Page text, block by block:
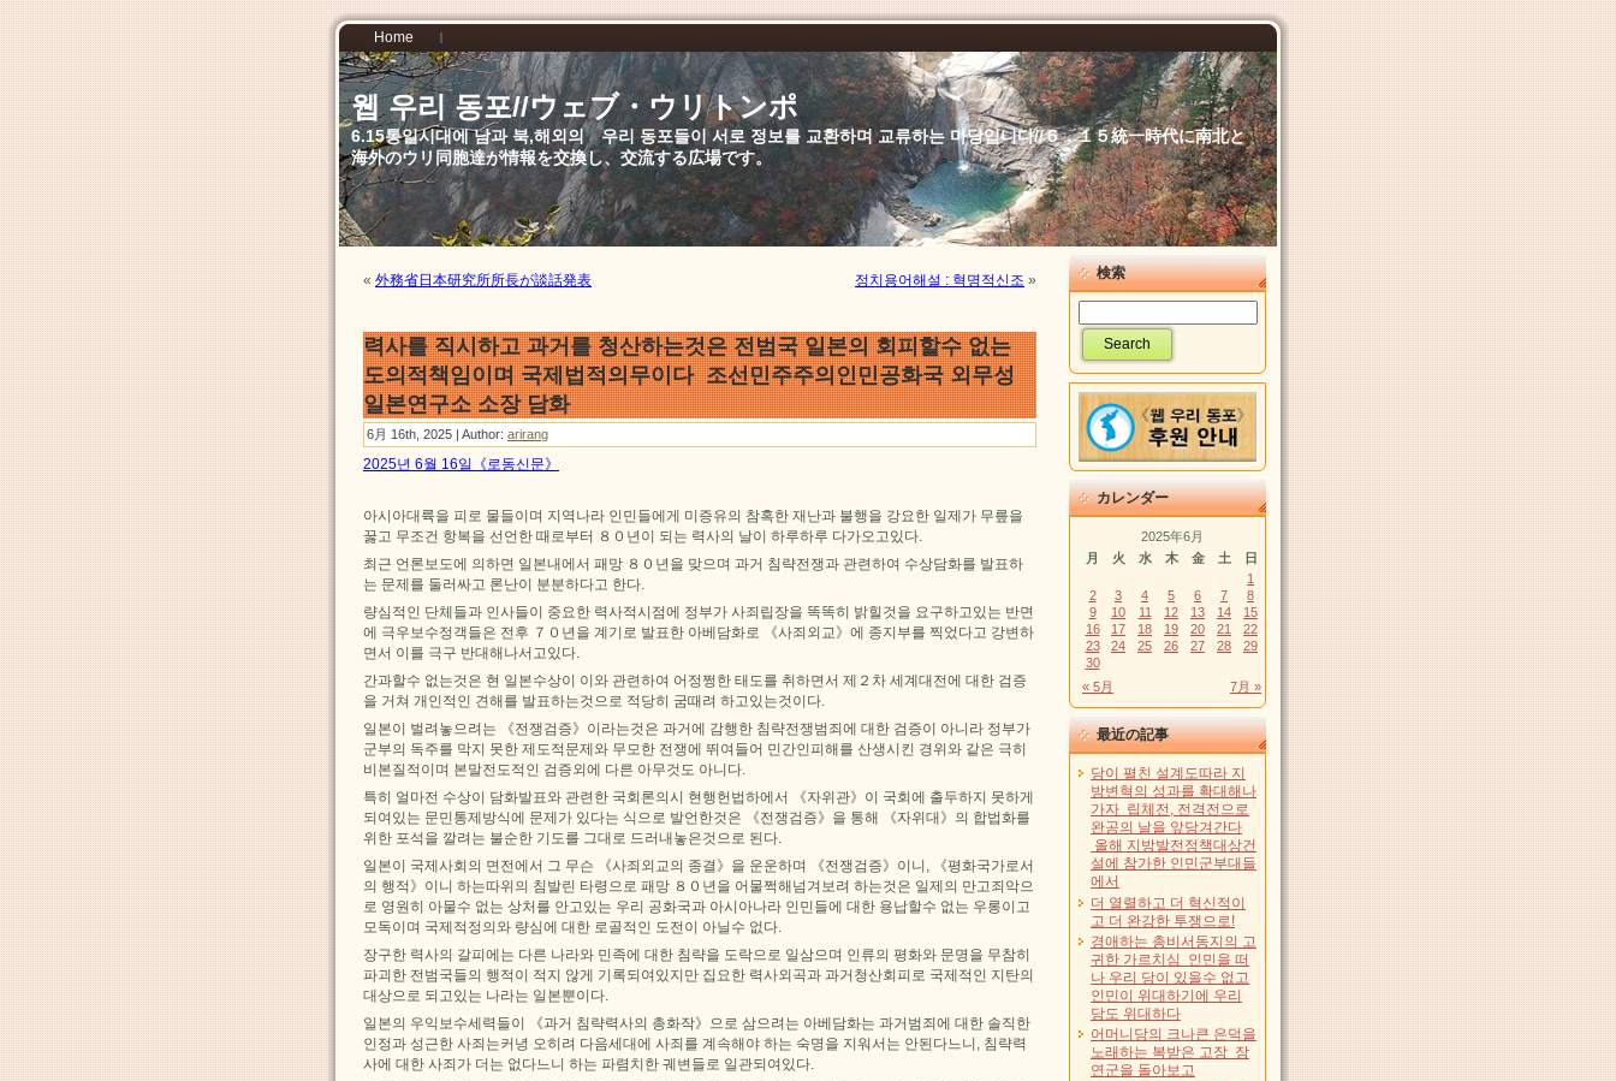
Home
웹 우리 동포//ウェブ・ウリトンポ
6.15통일시대에 남과 북,해외의 우리 동포들이 서로 정보를 교환하며 교류하는 마당입니다//６．１５統一時代に南北と
海外のウリ同胞達が情報を交換し、交流する広場です。
« 外務省日本研究所所長が談話発表 정치용어해설 : 혁명적신조 »
력사를 직시하고 과거를 청산하는것은 전범국 일본의 회피할수 없는
도의적책임이며 국제법적의무이다 조선민주주의인민공화국 외무성
일본연구소 소장 담화
6月 16th, 2025 | Author: arirang
2025년 6월 16일《로동신문》
아시아대륙을 피로 물들이며 지역나라 인민들에게 미증유의 참혹한 재난과 불행을 강요한 일제가 무릎을
꿇고 무조건 항복을 선언한 때로부터 ８０년이 되는 력사의 날이 하루하루 다가오고있다.
최근 언론보도에 의하면 일본내에서 패망 ８０년을 맞으며 과거 침략전쟁과 관련하여 수상담화를 발표하
는 문제를 둘러싸고 론난이 분분하다고 한다.
량심적인 단체들과 인사들이 중요한 력사적시점에 정부가 사죄립장을 똑똑히 밝힐것을 요구하고있는 반면
에 극우보수정객들은 전후 ７０년을 계기로 발표한 아베담화로 《사죄외교》에 종지부를 찍었다고 강변하
면서 이를 극구 반대해나서고있다.
간과할수 없는것은 현 일본수상이 이와 관련하여 어정쩡한 태도를 취하면서 제２차 세계대전에 대한 검증
을 거쳐 개인적인 견해를 발표하는것으로 적당히 굼때려 하고있는것이다.
일본이 벌려놓으려는 《전쟁검증》이라는것은 과거에 감행한 침략전쟁범죄에 대한 검증이 아니라 정부가
군부의 독주를 막지 못한 제도적문제와 무모한 전쟁에 뛰여들어 민간인피해를 산생시킨 경위와 같은 극히
비본질적이며 본말전도적인 검증외에 다른 아무것도 아니다.
특히 얼마전 수상이 담화발표와 관련한 국회론의시 현행헌법하에서 《자위관》이 국회에 출두하지 못하게
되여있는 문민통제방식에 문제가 있다는 식으로 발언한것은 《전쟁검증》을 통해 《자위대》의 합법화를
위한 포석을 깔려는 불순한 기도를 그대로 드러내놓은것으로 된다.
일본이 국제사회의 면전에서 그 무슨 《사죄외교의 종결》을 운운하며 《전쟁검증》이니, 《평화국가로서
의 행적》이니 하는따위의 침발린 타령으로 패망 ８０년을 어물쩍해넘겨보려 하는것은 일제의 만고죄악으
로 영원히 아물수 없는 상처를 안고있는 우리 공화국과 아시아나라 인민들에 대한 용납할수 없는 우롱이고
모독이며 국제적정의와 량심에 대한 로골적인 도전이 아닐수 없다.
장구한 력사의 갈피에는 다른 나라와 민족에 대한 침략을 도락으로 일삼으며 인류의 평화와 문명을 무참히
파괴한 전범국들의 행적이 적지 않게 기록되여있지만 집요한 력사외곡과 과거청산회피로 국제적인 지탄의
대상으로 되고있는 나라는 일본뿐이다.
일본의 우익보수세력들이 《과거 침략력사의 총화작》으로 삼으려는 아베담화는 과거범죄에 대한 솔직한
인정과 성근한 사죄는커녕 오히려 다음세대에 사죄를 계속해야 하는 숙명을 지워서는 안된다느니, 침략력
사에 대한 사죄가 더는 없다느니 하는 파렴치한 궤변들로 일관되여있다.
検索
カレンダー
2025年6月
月
火 水 木 金 土 日
« 5月 7月 »
1
2
3 4 5 6 7
8
9
10 11 12 13 14
15
16
17 18 19 20 21
22
23
24 25 26 27 28
29
30
最近の記事
당이 펼친 설계도따라 지
방변혁의 성과를 확대해나
가자 립체전, 전격전으로
완공의 날을 앞당겨간다
올해 지방발전정책대상건
설에 참가한 인민군부대들
에서
더 열렬하고 더 혁신적이
고 더 완강한 투쟁으로!
경애하는 총비서동지의 고
귀한 가르치심 인민을 떠
나 우리 당이 있을수 없고
인민이 위대하기에 우리
당도 위대하다
어머니당의 크나큰 은덕을
노래하는 복받은 고장 장
연군을 돌아보고